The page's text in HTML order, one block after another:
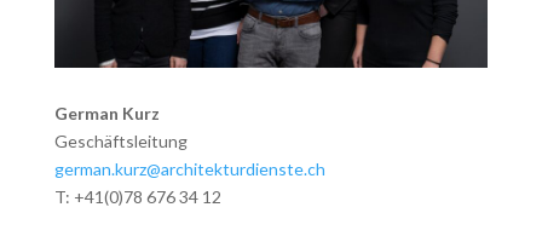
German Kurz
Geschäftsleitung
german.kurz@architekturdienste.ch
T: +41(0)78 676 34 12